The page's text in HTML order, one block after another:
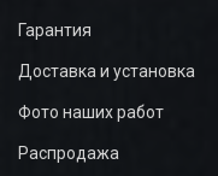
Гарантия
Доставка и установка
Фото наших работ
Распродажа